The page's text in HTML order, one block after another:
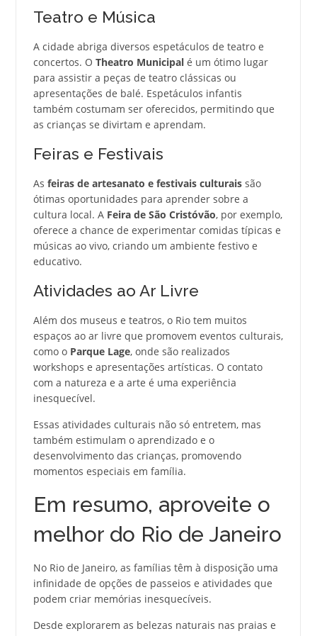
Teatro e Música
A cidade abriga diversos espetáculos de teatro e
concertos. O Theatro Municipalé um ótimo lugar
para assistir a peças de teatro clássicas ou
apresentações de balé. Espetáculos infantis
também costumam ser oferecidos, permitindo que
as crianças se divirtam e aprendam.
Feiras e Festivais
As feiras de artesanato e festivais culturaissão
ótimas oportunidades para aprender sobre a
cultura local. A Feira de São Cristóvão, por exemplo,
oferece a chance de experimentar comidas típicas e
músicas ao vivo, criando um ambiente festivo e
educativo.
Atividades ao Ar Livre
Além dos museus e teatros, o Rio tem muitos
espaços ao ar livre que promovem eventos culturais,
como o Parque Lage, onde são realizados
workshops e apresentações artísticas. O contato
com a natureza e a arte é uma experiência
inesquecível.
Essas atividades culturais não só entretem, mas
também estimulam o aprendizado e o
desenvolvimento das crianças, promovendo
momentos especiais em família.
Em resumo, aproveite o
melhor do Rio de Janeiro
No Rio de Janeiro, as famílias têm à disposição uma
infinidade de opções de passeios e atividades que
podem criar memórias inesquecíveis.
Desde explorarem as belezas naturais nas praias e